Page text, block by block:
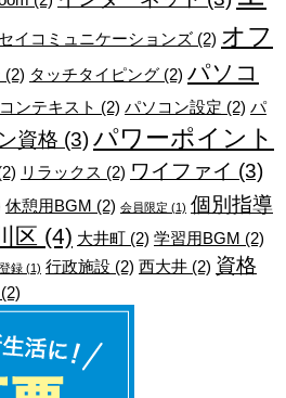
イコミュニケーションズ (2) オフ
(2) タッチタイピング (2) パソコ
ンテキスト (2) パソコン設定 (2) パ
資格 (3)パワーポイント
リラックス (2) ワイファイ (3)
休憩用BGM (2) 会員限定 (1) 個別指導
区 (4) 大井町 (2) 学習用BGM (2)
録 (1) 行政施設 (2) 西大井 (2) 資格
(2)